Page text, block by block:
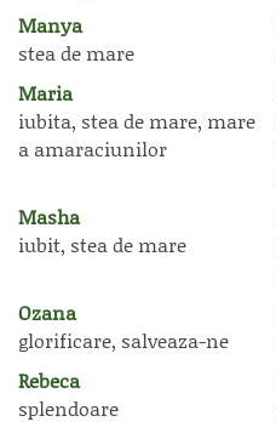
Manya
stea de mare
Maria
iubita, stea de mare, mare
a amaraciunilor
Masha
iubit, stea de mare
Ozana
glorificare, salveaza-ne
Rebeca
splendoare